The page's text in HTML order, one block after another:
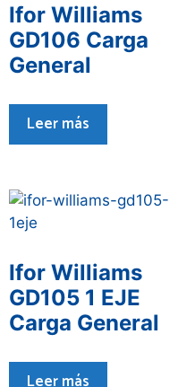
Ifor Williams
GD106 Carga
General
Leer más
Ifor Williams
GD105 1 EJE
Carga General
Leer más